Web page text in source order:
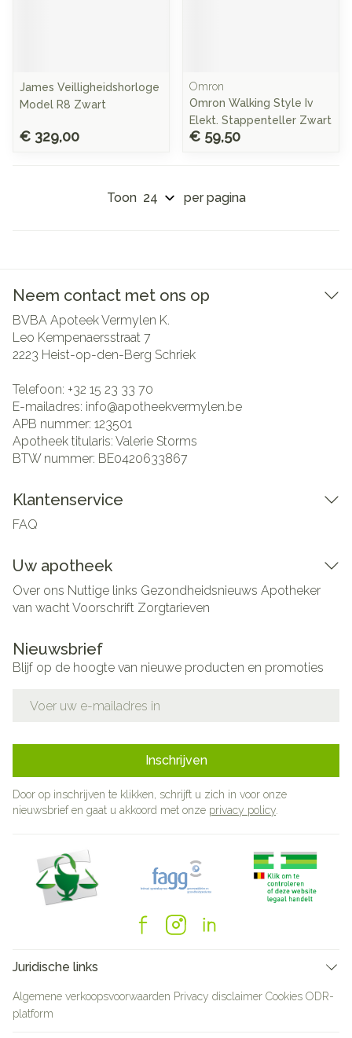
James Veilligheidshorloge
Model R8 Zwart
€ 329,00
Omron
Omron Walking Style Iv
Elekt. Stappenteller Zwart
€ 59,50
Toon per pagina
Neem contact met ons op
BVBA Apoteek Vermylen K.
Leo Kempenaersstraat 7
2223 Heist-op-den-Berg Schriek
Telefoon: +32 15 23 33 70
E-mailadres: info@apotheekvermylen.be
APB nummer: 123501
Apotheek titularis: Valerie Storms
BTW nummer: BE0420633867
Klantenservice
FAQ
Uw apotheek
Over ons Nuttige links Gezondheidsnieuws Apotheker
van wachtVoorschrift Zorgtarieven
Nieuwsbrief
Blijf op de hoogte van nieuwe producten en promoties
Inschrijven
Door op inschrijven te klikken, schrijft u zich in voor onze
nieuwsbrief en gaat u akkoord met onze privacy policy
Juridische links
Algemene verkoopsvoorwaarden Privacy disclaimer Cookies ODR-
platform